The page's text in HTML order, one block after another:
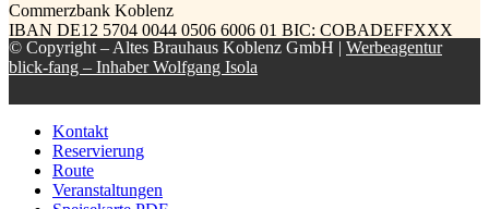
Commerzbank Koblenz
IBAN DE12 5704 0044 0506 6006 01 BIC: COBADEFFXXX
© Copyright – Altes Brauhaus Koblenz GmbH | Werbeagentur
blick-fang – Inhaber Wolfgang Isola
Kontakt
Reservierung
Route
Veranstaltungen